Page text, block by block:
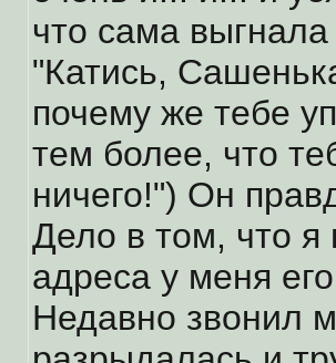
что сама выгнала
"Катись,
почему же тебе
тем более, что
ничего!") Он
Дело в том, что
адреса у меня
Недавно звонил